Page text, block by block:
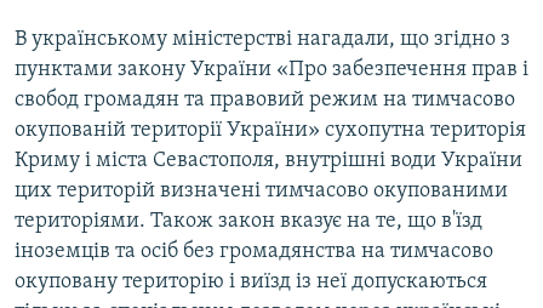
В українському міністерстві нагадали, що згідно з
пунктами закону України «Про забезпечення прав і
свобод громадян та правовий режим на тимчасово
окупованій території України» сухопутна територія
Криму і міста Севастополя, внутрішні води України
цих територій визначені тимчасово окупованими
територіями. Також закон вказує на те, що в'їзд
іноземців та осіб без громадянства на тимчасово
окуповану територію і виїзд із неї допускаються